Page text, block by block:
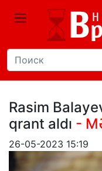
Rasim
qrant aldı -
26-05-2023 15:19